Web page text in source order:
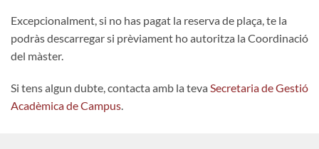
Excepcionalment, si no has pagat la reserva de plaça, te la
podràs descarregar si prèviament ho autoritza la Coordinació
del màster.
Si tens algun dubte, contacta amb la teva Secretaria de Gestió
Acadèmica de Campus.